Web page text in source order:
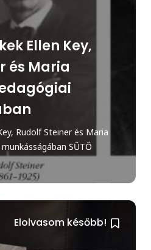
Ellen Key,
és Maria
Rudolf Steiner és Maria
SŰTŐ
Elolvasom később!